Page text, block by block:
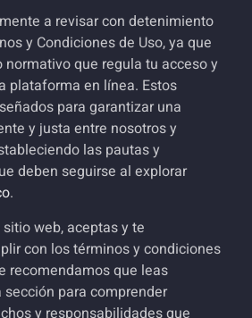
a revisar con detenimiento
y Condiciones de Uso, ya que
que regula tu acceso y
plataforma en línea. Estos
para garantizar una
y justa entre nosotros y
las pautas y
deben seguirse al explorar
.
web, aceptas y te
con los términos y condiciones
recomendamos que leas
para comprender
y responsabilidades que